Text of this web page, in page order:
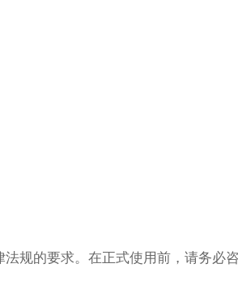
规的要求。在正式使用前，请务必